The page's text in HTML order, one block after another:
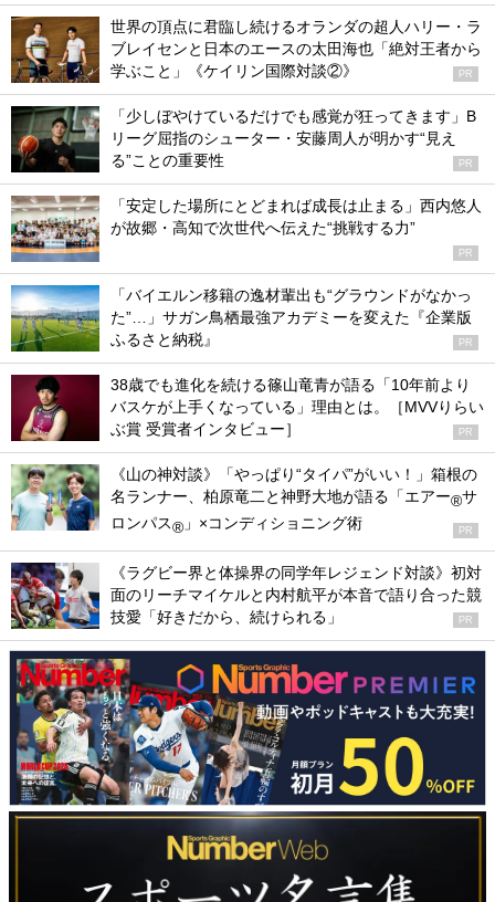
世界の頂点に君臨し続けるオランダの超人ハリー・ラ
ブレイセンと日本のエースの太田海也「絶対王者から
学ぶこと」《ケイリン国際対談②》
PR
「少しぼやけているだけでも感覚が狂ってきます」B
リーグ屈指のシューター・安藤周人が明かす“見え
る”ことの重要性
PR
「安定した場所にとどまれば成長は止まる」西内悠人
が故郷・高知で次世代へ伝えた“挑戦する力”
PR
「バイエルン移籍の逸材輩出も“グラウンドがなかっ
た”…」サガン鳥栖最強アカデミーを変えた『企業版
ふるさと納税』
PR
38歳でも進化を続ける篠山竜青が語る「10年前より
バスケが上手くなっている」理由とは。［MVVりらい
ぶ賞 受賞者インタビュー］
PR
《山の神対談》「やっぱり“タイパ”がいい！」箱根の
名ランナー、柏原竜二と神野大地が語る「エアー®サ
ロンパス® 」×コンディショニング術 PR
《ラグビー界と体操界の同学年レジェンド対談》初対
面のリーチマイケルと内村航平が本音で語り合った競
技愛「好きだから、続けられる」
PR